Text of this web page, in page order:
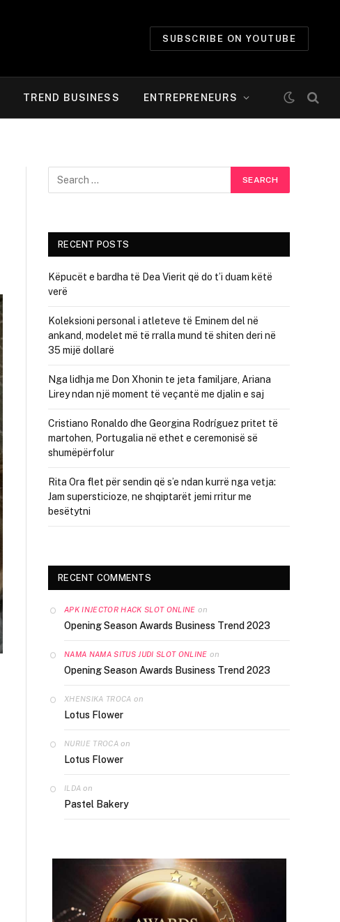
SUBSCRIBE ON YOUTUBE
TREND BUSINESS ENTREPRENEURS
RECENT POSTS
Këpucët e bardha të Dea Vierit që do t’i duam këtë
verë
Koleksioni personal i atleteve të Eminem del në
ankand, modelet më të rralla mund të shiten deri në
35 mijë dollarë
Nga lidhja me Don Xhonin te jeta familjare, Ariana
Lirey ndan një moment të veçantë me djalin e saj
Cristiano Ronaldo dhe Georgina Rodríguez pritet të
martohen, Portugalia në ethet e ceremonisë së
shumëpërfolur
Rita Ora flet për sendin që s’e ndan kurrë nga vetja:
Jam supersticioze, ne shqiptarët jemi rritur me
besëtytni
RECENT COMMENTS
APK INJECTOR HACK SLOT ONLINE on
Opening Season Awards Business Trend 2023
NAMA NAMA SITUS JUDI SLOT ONLINE on
Opening Season Awards Business Trend 2023
XHENSIKA TROCA on
Lotus Flower
NURIJE TROCAon
Lotus Flower
ILDA on
Pastel Bakery